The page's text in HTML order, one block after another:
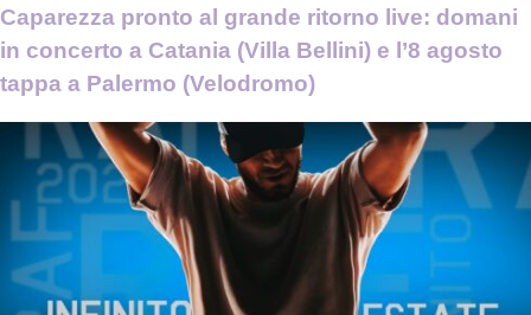
Caparezza pronto al grande ritorno live: domani
in concerto a Catania (Villa Bellini) e l’8 agosto
tappa a Palermo (Velodromo)